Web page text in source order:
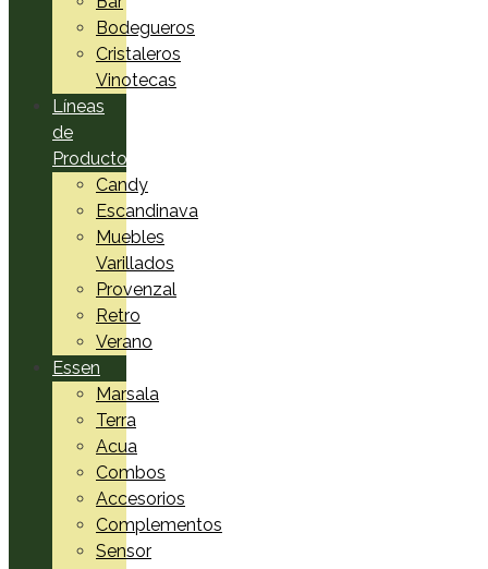
Bodegueros
Cristaleros
Vinotecas
Líneas
de
Productos
Candy
Escandinava
Muebles
Varillados
Provenzal
Retro
Verano
Essen
Marsala
Terra
Acua
Combos
Accesorios
Complementos
Sensor